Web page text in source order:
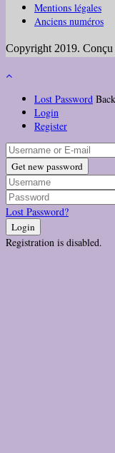
Mentions légales
Anciens numéros
Copyright 2019. Conçu
Lost Password
Login
Register
Get new password
Lost Password?
Login
Registration is disabled.